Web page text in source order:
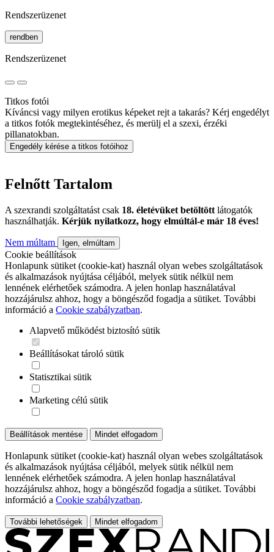
Rendszerüzenet
rendben
Rendszerüzenet
Titkos fotói
Kíváncsi vagy milyen erotikus képeket rejt a takarás? Kérj engedélyt
a titkos fotók megtekintéséhez, és merülj el a szexi, érzéki
pillanatokban.
Engedély kérése a titkos fotóihoz
Felnőtt Tartalom
A szexrandi szolgáltatást csak 18. életévüket betöltött látogatók
használhatják. Kérjük nyilatkozz, hogy elmúltál-e már 18 éves!
Nem múltam Igen, elmúltam
Cookie beállítások
Honlapunk sütiket (cookie-kat) használ olyan webes szolgáltatások
és alkalmazások nyújtása céljából, melyek sütik nélkül nem
lennének elérhetőek számodra. A jelen honlap használatával
hozzájárulsz ahhoz, hogy a böngésződ fogadja a sütiket. További
információ a Cookie szabályzatban.
Alapvető működést biztosító sütik
Beállításokat tároló sütik
Statisztikai sütik
Marketing célú sütik
Beállítások mentése Mindet elfogadom
Honlapunk sütiket (cookie-kat) használ olyan webes szolgáltatások
és alkalmazások nyújtása céljából, melyek sütik nélkül nem
lennének elérhetőek számodra. A jelen honlap használatával
hozzájárulsz ahhoz, hogy a böngésződ fogadja a sütiket. További
információ a Cookie szabályzatban.
További lehetőségek Mindet elfogadom